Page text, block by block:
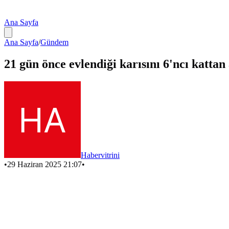
Ana Sayfa
Ana Sayfa/Gündem
21 gün önce evlendiği karısını 6'ncı kattan
Habervitrini
•29 Haziran 2025 21:07•